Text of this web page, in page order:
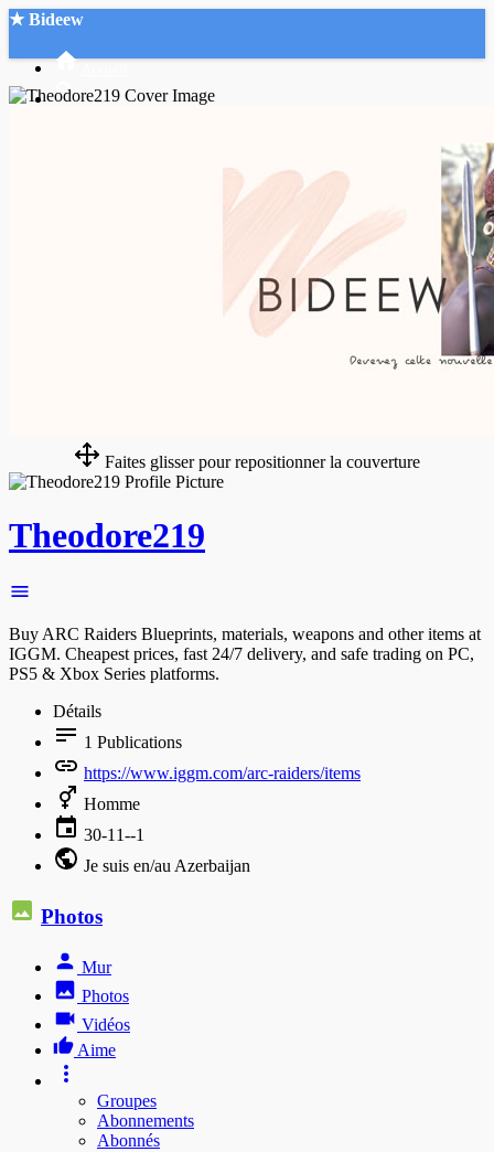
★ Bideew
Faites glisser pour repositionner la couverture
Theodore219
Buy ARC Raiders Blueprints, materials, weapons and other items at
IGGM. Cheapest prices, fast 24/7 delivery, and safe trading on PC,
PS5 & Xbox Series platforms.
Détails
1 Publications
https://www.iggm.com/arc-raiders/items
Homme
30-11--1
Je suis en/au Azerbaijan
Photos
Mur
Photos
Vidéos
Aime
Groupes
Abonnements
Abonnés